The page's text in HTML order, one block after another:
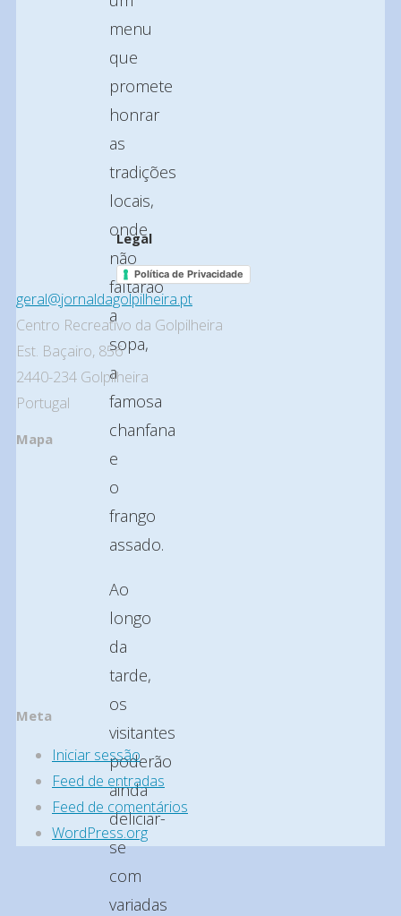
menu
que
promete
honrar
as
tradições
locais,
onde
não
faltarão
a
sopa,
a
famosa
chanfana
e
o
frango
assado.
Ao
longo
da
tarde,
os
visitantes
poderão
ainda
deliciar-
se
com
variadas
Legal
Política de Privacidade
geral@jornaldagolpilheira.pt
Centro Recreativo da Golpilheira
Est. Baçairo, 856
2440-234 Golpilheira
Portugal
Mapa
Meta
Iniciar sessão
Feed de entradas
Feed de comentários
WordPress.org